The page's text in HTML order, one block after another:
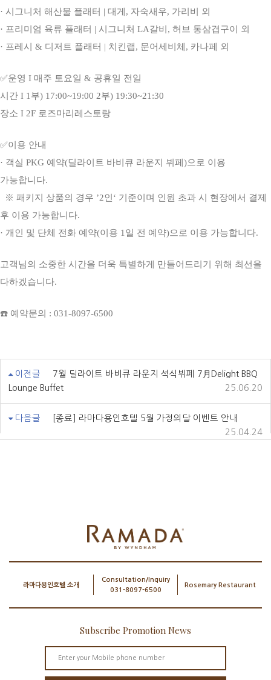
· 시그니처 해산물 플래터 | 대게, 자숙새우, 가리비 외
· 프리미엄 육류 플래터 | 시그니처 LA갈비, 허브 통삼겹구이 외
· 프레시 & 디저트 플래터 | 치킨랩, 문어세비체, 카나페 외
✅운영 I 매주 토요일 & 공휴일 전일
시간 I 1부) 17:00~19:00 2부) 19:30~21:30
장소 I 2F 로즈마리레스토랑
✅이용 안내
· 객실 PKG 예약(딜라이트 바비큐 라운지 뷔페)으로 이용
가능합니다.
※ 패키지 상품의 경우 ’2인‘ 기준이며 인원 초과 시 현장에서 결제
후 이용 가능합니다.
· 개인 및 단체 전화 예약(이용 1일 전 예약)으로 이용 가능합니다.
고객님의 소중한 시간을 더욱 특별하게 만들어드리기 위해 최선을
다하겠습니다.
☎️ 예약문의 : 031-8097-6500
이전글
7월 딜라이트 바비큐 라운지 석식뷔페 7月Delight BBQ
Lounge Buffet
25.06.20
다음글
[종료] 라마다용인호텔 5월 가정의달 이벤트 안내
25.04.24
라마다용인호텔 소개
Consultation/Inquiry
031-8097-6500
Rosemary Restaurant
Subscribe Promotion News